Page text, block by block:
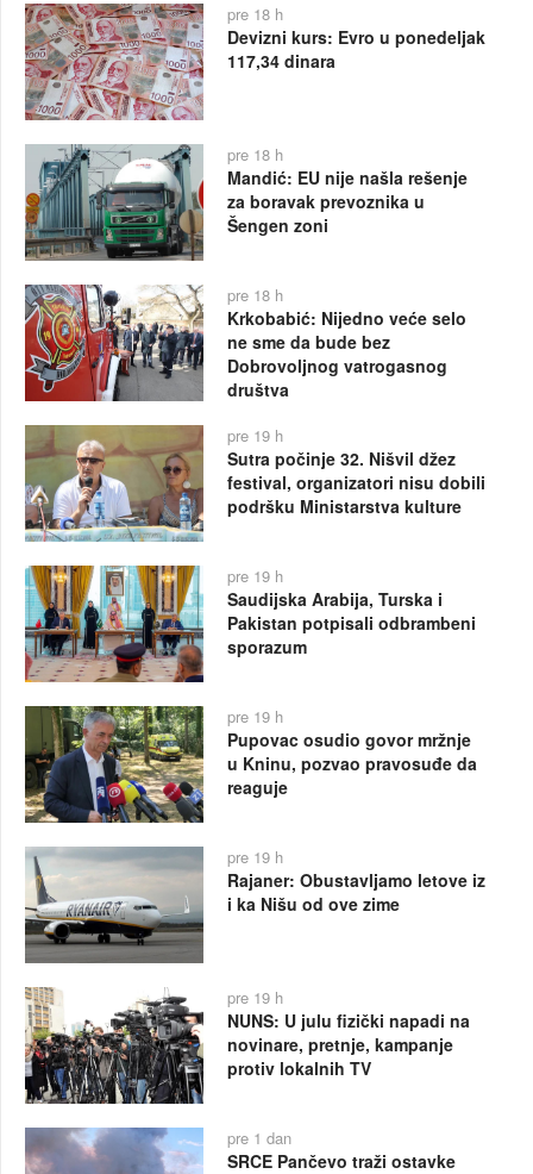
pre 18 h
Devizni kurs: Evro u ponedeljak
117,34 dinara
pre 18 h
Mandić: EU nije našla rešenje
za boravak prevoznika u
Šengen zoni
pre 18 h
Krkobabić: Nijedno veće selo
ne sme da bude bez
Dobrovoljnog vatrogasnog
društva
pre 19 h
Sutra počinje 32. Nišvil džez
festival, organizatori nisu dobili
podršku Ministarstva kulture
pre 19 h
Saudijska Arabija, Turska i
Pakistan potpisali odbrambeni
sporazum
pre 19 h
Pupovac osudio govor mržnje
u Kninu, pozvao pravosuđe da
reaguje
pre 19 h
Rajaner: Obustavljamo letove iz
i ka Nišu od ove zime
pre 19 h
NUNS: U julu fizički napadi na
novinare, pretnje, kampanje
protiv lokalnih TV
pre 1 dan
SRCE Pančevo traži ostavke